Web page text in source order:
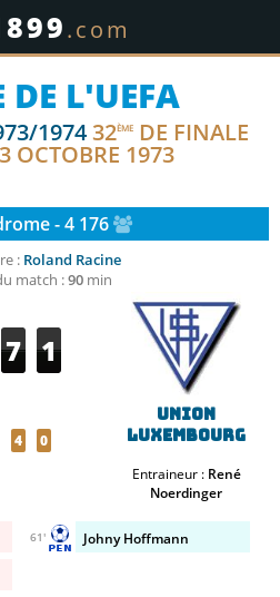
.com
DE L'UEFA
197432ÈME DE FINALE
OCTOBRE 1973
- 4 176
: Roland Racine
match :90min
7 1
4 0
Union
Luxembourg
Entraineur : René
Noerdinger
Johny Hoffmann
61'